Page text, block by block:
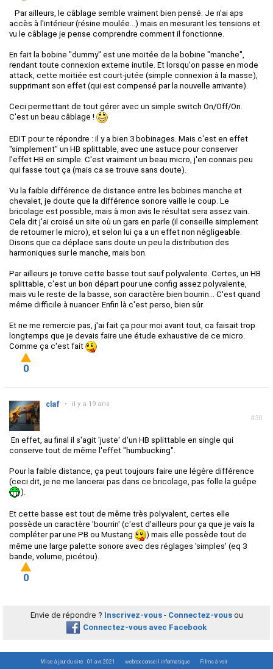
Par ailleurs, le câblage semble vraiment bien pensé. Je n'ai aps
accès à l'intérieur (résine moulée...) mais en mesurant les tensions et
vu le câblage je pense comprendre comment il fonctionne.
En fait la bobine "dummy" est une moitée de la bobine "manche",
rendant toute connexion externe inutile. Et lorsqu'on passe en mode
attack, cette moitiée est court-jutée (simple connexion à la masse),
supprimant son effet (qui est compensé par la nouvelle arrivante).
Ceci permettant de tout gérer avec un simple switch On/Off/On.
C'est un beau câblage !
EDIT pour te répondre : il y a bien 3 bobinages. Mais c'est en effet
"simplement" un HB splittable, avec une astuce pour conserver
l'effet HB en simple. C'est vraiment un beau micro, j'en connais peu
qui fasse tout ça (mais ca se trouve sans doute).
Vu la faible différence de distance entre les bobines manche et
chevalet, je doute que la différence sonore vaille le coup. Le
bricolage est possible, mais à mon avis le résultat sera assez vain.
Cela dit j'ai croisé un site où un gars en parle (il conseille simplement
de retourner le micro), et selon lui ça a un effet non négligeable.
Disons que ca déplace sans doute un peu la distribution des
harmoniques sur le manche, mais bon.
Par ailleurs je toruve cette basse tout sauf polyvalente. Certes, un HB
splittable, c'est un bon départ pour une config assez polyvalente,
mais vu le reste de la basse, son caractère bien bourrin... C'est quand
même difficile à nuancer. Enfin là c'est perso, bien sûr.
Et ne me remercie pas, j'ai fait ça pour moi avant tout, ca faisait trop
longtemps que je devais faire une étude exhaustive de ce micro.
Comme ça c'est fait
0
#30
claf • il y a 19 ans
En effet, au final il s'agit 'juste' d'un HB splittable en single qui
conserve tout de même l'effet "humbucking".
Pour la faible distance, ça peut toujours faire une légère différence
(ceci dit, je ne me lancerai pas dans ce bricolage, pas folle la guêpe
).
Et cette basse est tout de même très polyvalent, certes elle
possède un caractère 'bourrin' (c'est d'ailleurs pour ça que je vais la
compléter par une PB ou Mustang
) mais elle possède tout de
même une large palette sonore avec des réglages 'simples' (eq 3
bande, volume, picétou).
0
Envie de répondre ? Inscrivez-vous- Connectez-vousou
Connectez-vous avec Facebook
Mise à jour du site : 01 avr. 2021 webrox conseil informatique Films à voir